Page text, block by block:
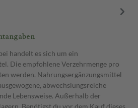
handelt es sich um ein
Die empfohlene Verzehrmenge pro
werden. Nahrungsergänzungsmittel
abwechslungsreiche
Lebensweise. Außerhalb der
Benötigst du vor dem Kauf dieses